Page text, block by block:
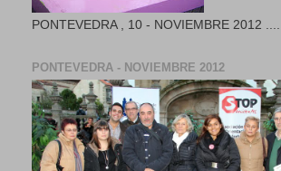
PONTEVEDRA , 10 - NOVIEMBRE 2012 ....
PONTEVEDRA - NOVIEMBRE 2012